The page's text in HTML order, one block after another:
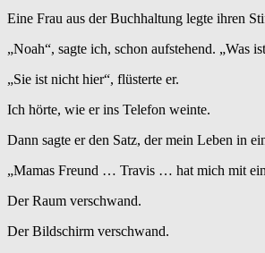
Eine Frau aus der Buchhaltung legte ihren
„Noah“, sagte ich, schon aufstehend. „Was
„Sie ist nicht hier“, flüsterte er.
Ich hörte, wie er ins Telefon weinte.
Dann sagte er den Satz, der mein Leben in
„Mamas Freund … Travis … hat mich mit
Der Raum verschwand.
Der Bildschirm verschwand.